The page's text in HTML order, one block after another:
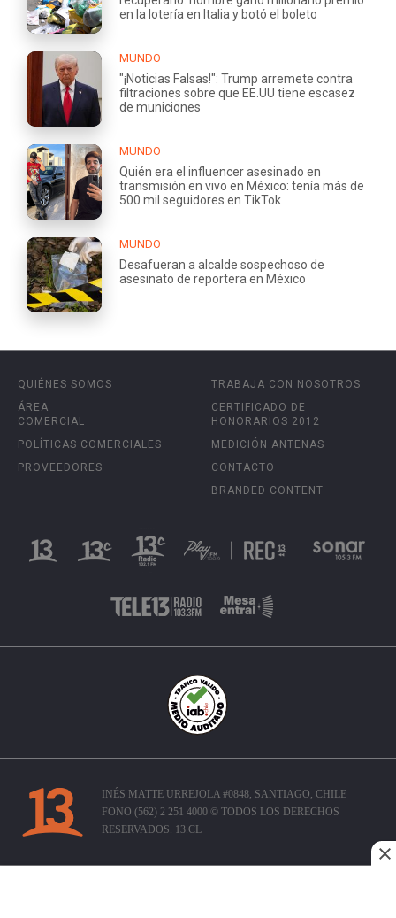
en la lotería en Italia y botó el boleto
MUNDO
"¡Noticias Falsas!": Trump arremete contra
filtraciones sobre que EE.UU tiene escasez
de municiones
MUNDO
Quién era el influencer asesinado en
transmisión en vivo en México: tenía más de
500 mil seguidores en TikTok
MUNDO
Desafueran a alcalde sospechoso de
asesinato de reportera en México
QUIÉNES SOMOS
ÁREA
COMERCIAL
POLÍTICAS COMERCIALES
PROVEEDORES
TRABAJA CON NOSOTROS
CERTIFICADO DE
HONORARIOS 2012
MEDICIÓN ANTENAS
CONTACTO
BRANDED CONTENT
INÉS MATTE URREJOLA #0848, SANTIAGO, CHILE
FONO (562) 2 251 4000 © TODOS LOS DERECHOS
RESERVADOS. 13.CL